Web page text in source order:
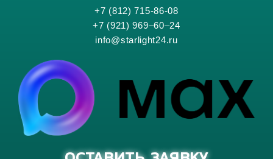
+7 (812) 715-86-08
+7 (921) 969–60–24
info@starlight24.ru